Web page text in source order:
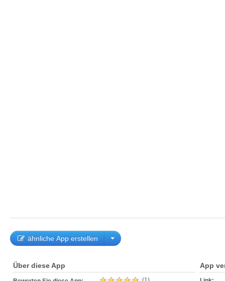
ähnliche App erstellen
Über diese App App